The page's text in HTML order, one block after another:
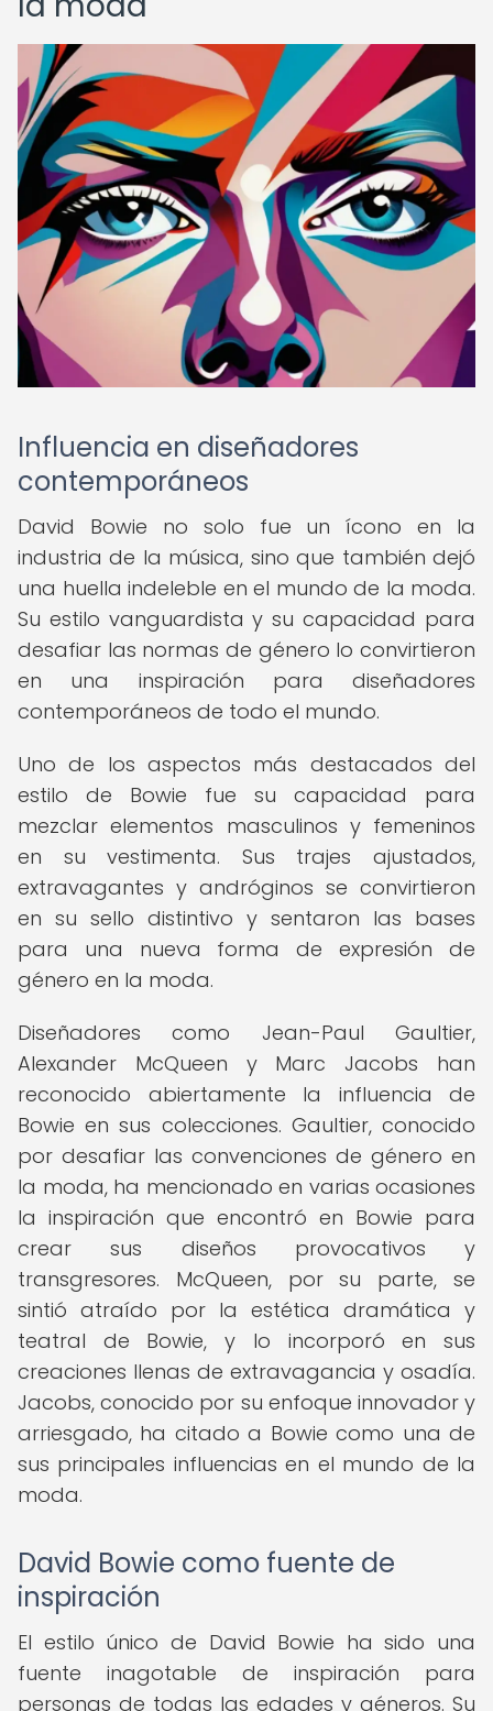
Influencia en diseñadores
contemporáneos
David Bowie no solo fue un ícono en la
industria de la música, sino que también dejó
una huella indeleble en el mundo de la moda.
Su estilo vanguardista y su capacidad para
desafiar las normas de género lo convirtieron
en una inspiración para diseñadores
contemporáneos de todo el mundo.
Uno de los aspectos más destacados del
estilo de Bowie fue su capacidad para
mezclar elementos masculinos y femeninos
en su vestimenta. Sus trajes ajustados,
extravagantes y andróginos se convirtieron
en su sello distintivo y sentaron las bases
para una nueva forma de expresión de
género en la moda.
Diseñadores como Jean-Paul Gaultier,
Alexander McQueen y Marc Jacobs han
reconocido abiertamente la influencia de
Bowie en sus colecciones. Gaultier, conocido
por desafiar las convenciones de género en
la moda, ha mencionado en varias ocasiones
la inspiración que encontró en Bowie para
crear sus diseños provocativos y
transgresores. McQueen, por su parte, se
sintió atraído por la estética dramática y
teatral de Bowie, y lo incorporó en sus
creaciones llenas de extravagancia y osadía.
Jacobs, conocido por su enfoque innovador y
arriesgado, ha citado a Bowie como una de
sus principales influencias en el mundo de la
moda.
David Bowie como fuente de
inspiración
El estilo único de David Bowie ha sido una
fuente inagotable de inspiración para
personas de todas las edades y géneros. Su